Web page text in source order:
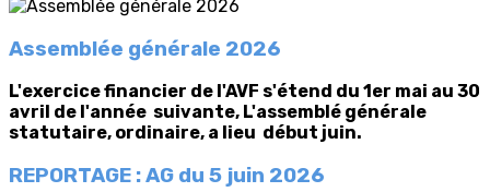
Assemblée générale 2026
L'exercice financier de l'AVF s'étend du 1er mai au 30
avril de l'année suivante, L'assemblé générale
statutaire, ordinaire, a lieu début juin.
REPORTAGE :AG du 5 juin 2026